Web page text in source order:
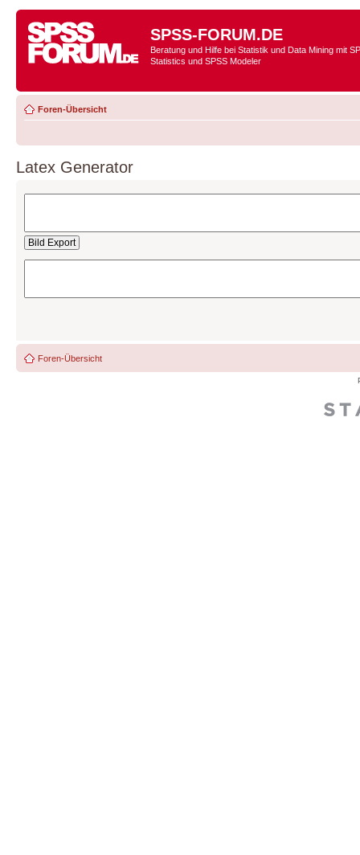
SPSS-FORUM.DE
Beratung und Hilfe bei Statistik und Data Mining mit
Statistics und SPSS Modeler
Foren-Übersicht
Latex Generator
Foren-Übersicht